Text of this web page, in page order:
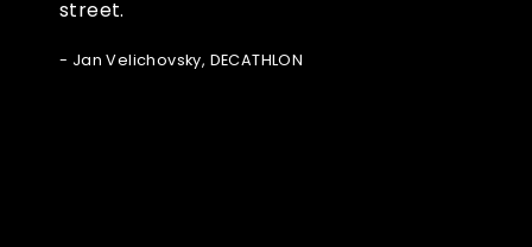
street.
- Jan Velichovsky, DECATHLON